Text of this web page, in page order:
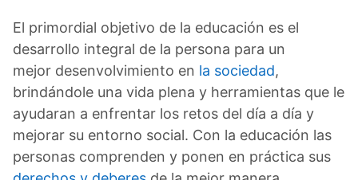
El primordial objetivo de la educación es el
desarrollo integral de la persona para un
mejor desenvolvimiento en la sociedad,
brindándole una vida plena y herramientas que le
ayudaran a enfrentar los retos del día a día y
mejorar su entorno social. Con la educación las
personas comprenden y ponen en práctica sus